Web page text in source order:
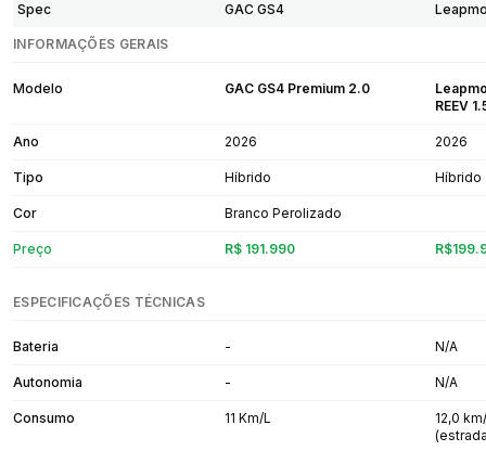
Spec GAC GS4
INFORMAÇÕES GERAIS
Modelo GAC GS4 Premium 2.0
REEV
Ano 2026 2026
Tipo Híbrido Híbrido
Cor Branco Perolizado
Preço R$ 191.990
ESPECIFICAÇÕES TÉCNICAS
Bateria - N/A
Autonomia - N/A
Consumo 11 Km/L
12,0